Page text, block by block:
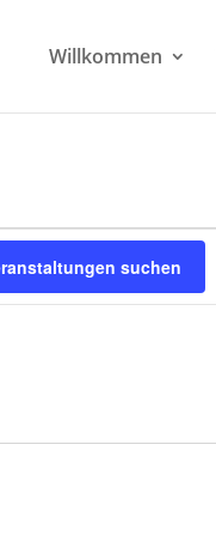
Willkommen
suchen